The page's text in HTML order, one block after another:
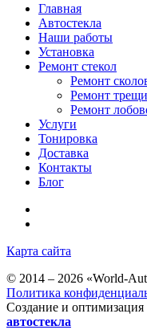
Главная
Автостекла
Наши работы
Установка
Ремонт стекол
Ремонт
Ремонт
Ремонт
Услуги
Тонировка
Доставка
Контакты
Блог
Карта сайта
© 2014 – 2026 «World-
Политика
Создание и оптимизация
автостекла